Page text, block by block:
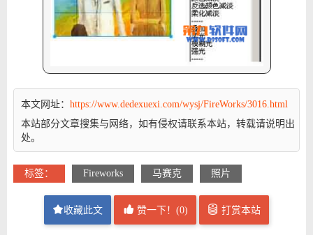
本文网址： https://www.dedexuexi.com/wysj/FireWorks/3016.html
本站部分文章搜集与网络，如有侵权请联系本站，转载请说明出
处。
标签： Fireworks 马赛克 照片
收藏此文 赞一下！(0) 打赏本站